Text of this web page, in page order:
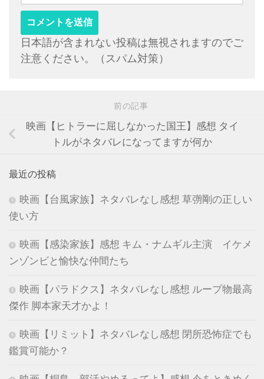
日本語が含まれない投稿は無視されますのでご
注意ください。（スパム対策）
前の記事
映画【ヒトラーに屈しなかった国王】感想 タイ
トルがネタバレになってますが何か
最近の投稿
映画【台風家族】ネタバレなし感想 草彅剛の正しい
使い方
映画【感染家族】感想 キム・ナムギル主演 イケメ
ンゾンビと愉快な仲間たち
映画【パラドクス】ネタバレなし感想 ループ物最高
傑作 脚本家天才かよ！
映画【リミット】ネタバレなし感想 閉所恐怖症でも
鑑賞可能か？